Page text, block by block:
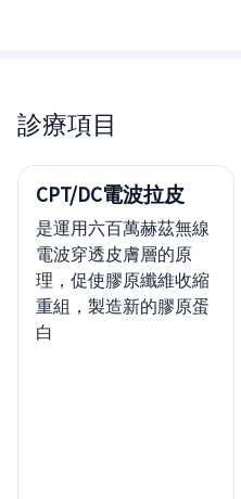
診療項目
CPT/DC電波拉皮
是運用六百萬赫茲無線
電波穿透皮膚層的原
理，促使膠原纖維收縮
重組，製造新的膠原蛋
白